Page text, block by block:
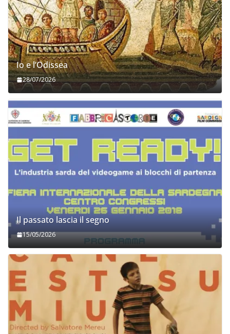
Io e l’Odissea
28/07/2026
Il passato lascia il segno
15/05/2026